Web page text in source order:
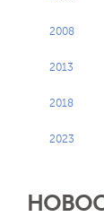
2008
2013
2018
2023